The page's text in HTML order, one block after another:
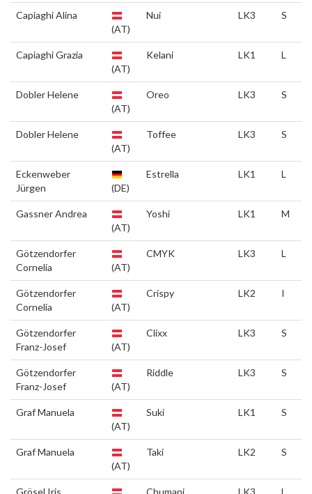
Capiaghi Alina
(AT)
Nui LK3 S
Capiaghi Grazia
(AT)
Kelani LK1 L
Dobler Helene
(AT)
Oreo LK3 S
Dobler Helene
(AT)
Toffee LK3 S
Eckenweber
Jürgen
(DE)
Estrella LK1 L
Gassner Andrea
(AT)
Yoshi LK1 M
Götzendorfer
Cornelia
(AT)
CMYK LK3 L
Götzendorfer
Cornelia
(AT)
Crispy LK2 I
Götzendorfer
Franz-Josef
(AT)
Clixx LK3 S
Götzendorfer
Franz-Josef
(AT)
Riddle LK3 S
Graf Manuela
(AT)
Suki LK1 S
Graf Manuela
(AT)
Taki LK2 S
Grösel Iris
Chumani LK3 L